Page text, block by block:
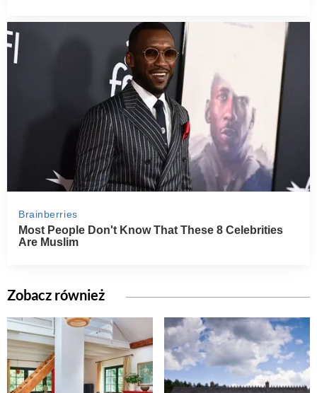
Zobacz również